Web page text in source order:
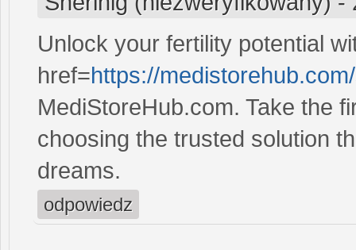
Unlock your fertility potential
href=https://
MediStoreHub.com. Take the
choosing the trusted solution
dreams.
odpowiedz